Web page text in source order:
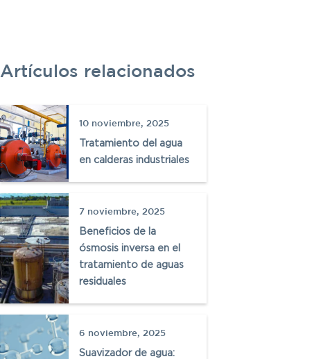
Artículos relacionados
10 noviembre, 2025
Tratamiento del agua
en calderas industriales
7 noviembre, 2025
Beneficios de la
ósmosis inversa en el
tratamiento de aguas
residuales
6 noviembre, 2025
Suavizador de agua: